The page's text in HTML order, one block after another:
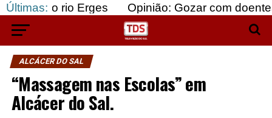
Últimas:
Erges Opinião: Gozar com doentes e bajular
ALCÁCER DO SAL
“Massagem nas Escolas” em
Alcácer do Sal.